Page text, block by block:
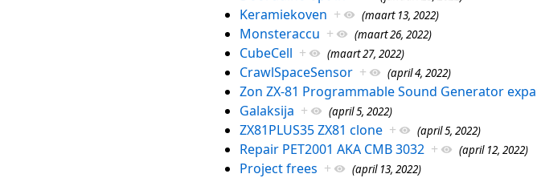
Keramiekoven + (maart 13, 2022)
Monsteraccu + (maart 26, 2022)
CubeCell + (maart 27, 2022)
CrawlSpaceSensor + (april 4, 2022)
Zon ZX-81 Programmable Sound Generator
Galaksija + (april 5, 2022)
ZX81PLUS35 ZX81 clone + (april 5, 2022)
Repair PET2001 AKA CMB 3032 + (april 12, 2022)
Project frees + (april 13, 2022)